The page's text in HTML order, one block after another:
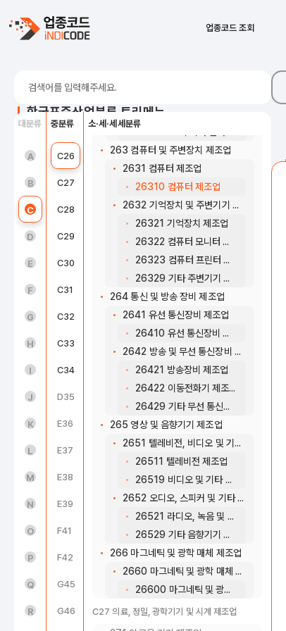
업종코드 조회
한국표준산업분류 트리메뉴
대분류
A 농업, 임업 및 어업(01~03)
B 광업(05~08)
C 제조업(10~34)
D 전기, 가스, 증기 및 공기조절 공급업(35)
E 수도, 하수 및 폐기물 처리, 원료 재생업(36 ~ 39)
F 건설업(41~42)
G 도매 및 소매업(45~47)
H 운수 및 창고업(49~52)
I 숙박 및 음식점업(55~56)
J 정보통신업(58~63)
K 금융 및 보험업(64~66)
L 부동산업(68)
M 전문, 과학 및 기술 서비스업(70~73)
N 사업시설 관리, 사업 지원 및 임대 서비스업(74~76)
O 공공행정, 국방 및 사회보장 행정(84)
P 교육 서비스업(85)
Q 보건업 및 사회복지 서비스업(86~87)
R 예술, 스포츠 및 여가관련 서비스업(90~91)
중분류
C21 의료용 물질 및 의약품 제조업
C25 금속가공제품 제조업; 기계 및 가구 제외
C26 전자부품, 컴퓨터, 영상, 음향 및 통신장비 제조업
C27 의료, 정밀, 광학기기 및 시계 제조업
C28 전기장비 제조업
C29 기타 기계 및 장비 제조업
C30 자동차 및 트레일러 제조업
C31
C32 가구 제조업
C33
C34 산업용 기계 및 장비 수리업
D35 전기, 가스, 증기 및 공기조절 공급업
E36 수도업
E37 하수, 폐수 및 분뇨 처리업
E38 폐기물 수집, 운반, 처리 및 원료 재생업
E39 환경 정화 및 복원업
F41
F42 전문직별 공사업
G45 자동차 및 부품 판매업
G46 도매 및 상품 중개업
소·세·세세분류
26224 전자부품 실장기판 제조업
263 컴퓨터 및 주변장치 제조업
2631 컴퓨터 제조업
26310 컴퓨터 제조업
2632 기억장치 및 주변기기 제조업
26321 기억장치 제조업
26322 컴퓨터 모니터 제조업
26323 컴퓨터 프린터 제조업
26329 기타 주변기기 제조업
264 통신 및 방송 장비 제조업
2641 유선 통신장비 제조업
26410 유선 통신장비 제조업
2642 방송 및 무선 통신장비 제조업
26421 방송장비 제조업
26422 이동전화기 제조업
26429 기타 무선 통신장비 제조업
265 영상 및 음향기기 제조업
2651 텔레비전, 비디오 및 기타 영상기기 제조업
26511 텔레비전 제조업
26519 비디오 및 기타 영상기기 제조업
2652 오디오, 스피커 및 기타 음향기기 제조업
26521 라디오, 녹음 및 재생 기기 제조업
26529 기타 음향기기 제조업
266 마그네틱 및 광학 매체 제조업
2660 마그네틱 및 광학 매체 제조업
26600 마그네틱 및 광학 매체 제조업
C27 의료, 정밀, 광학기기 및 시계 제조업